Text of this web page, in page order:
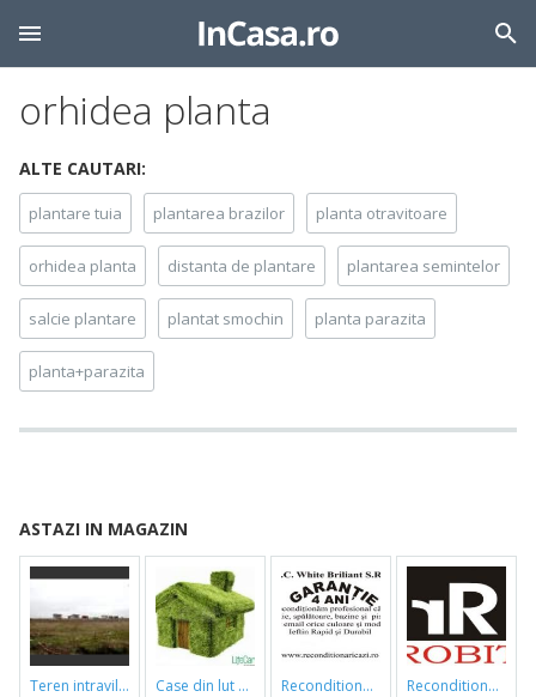
orhidea planta
ALTE CAUTARI:
plantare tuia plantarea brazilor planta otravitoare
orhidea planta distanta de plantare plantarea semintelor
salcie plantare plantat smochin planta parazita
planta+parazita
ASTAZI IN MAGAZIN
teren intravilan case din lut si paie reconditionari cazi de baie reconditionari cazi de baie